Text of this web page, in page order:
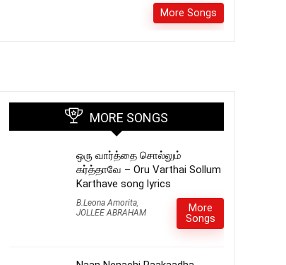
More Songs
MORE SONGS
ஒரு வார்த்தை சொல்லும்
கர்த்தாவே – Oru Varthai Sollum
Karthave song lyrics
B.Leona Amorita,
JOLLEE ABRAHAM
More
Songs